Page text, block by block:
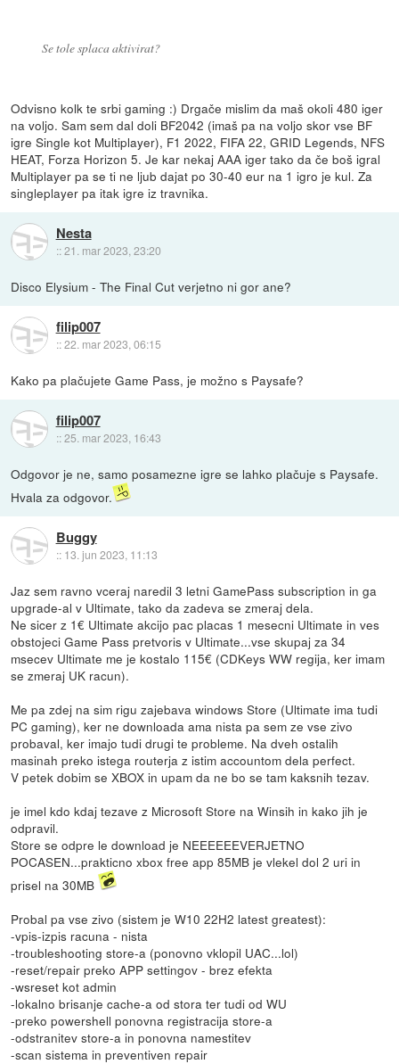
Se tole splaca aktivirat?
Odvisno kolk te srbi gaming :) Drgače mislim da maš okoli 480 iger
na voljo. Sam sem dal doli BF2042 (imaš pa na voljo skor vse BF
igre Single kot Multiplayer), F1 2022, FIFA 22, GRID Legends, NFS
HEAT, Forza Horizon 5. Je kar nekaj AAA iger tako da če boš igral
Multiplayer pa se ti ne ljub dajat po 30-40 eur na 1 igro je kul. Za
singleplayer pa itak igre iz travnika.
Nesta
::21. mar 2023, 23:20
Disco Elysium - The Final Cut verjetno ni gor ane?
filip007
::22. mar 2023, 06:15
Kako pa plačujete Game Pass, je možno s Paysafe?
filip007
::25. mar 2023, 16:43
Odgovor je ne, samo posamezne igre se lahko plačuje s Paysafe.
Hvala za odgovor.
Buggy
:: 13. jun 2023, 11:13
Jaz sem ravno vceraj naredil 3 letni GamePass subscription in ga
upgrade-al v Ultimate, tako da zadeva se zmeraj dela.
Ne sicer z 1€ Ultimate akcijo pac placas 1 mesecni Ultimate in ves
obstojeci Game Pass pretvoris v Ultimate...vse skupaj za 34
msecev Ultimate me je kostalo 115€ (CDKeys WW regija, ker imam
se zmeraj UK racun).
Me pa zdej na sim rigu zajebava windows Store (Ultimate ima tudi
PC gaming), ker ne downloada ama nista pa sem ze vse zivo
probaval, ker imajo tudi drugi te probleme. Na dveh ostalih
masinah preko istega routerja z istim accountom dela perfect.
V petek dobim se XBOX in upam da ne bo se tam kaksnih tezav.
je imel kdo kdaj tezave z Microsoft Store na Winsih in kako jih je
odpravil.
Store se odpre le download je NEEEEEEVERJETNO
POCASEN...prakticno xbox free app 85MB je vlekel dol 2 uri in
prisel na 30MB
Probal pa vse zivo (sistem je W10 22H2 latest greatest):
-vpis-izpis racuna - nista
-troubleshooting store-a (ponovno vklopil UAC...lol)
-reset/repair preko APP settingov - brez efekta
-wsreset kot admin
-lokalno brisanje cache-a od stora ter tudi od WU
-preko powershell ponovna registracija store-a
-odstranitev store-a in ponovna namestitev
-scan sistema in preventiven repair